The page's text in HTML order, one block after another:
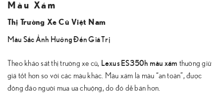
Màu Xám
Thị Trường Xe Cũ Việt Nam
Màu Sắc Ảnh Hưởng Đến Giá Trị
Theo khảo sát thị trường xe cũ, Lexus ES350h màu xám thường giữ
giá tốt hơn so với các màu khác. Màu xám là màu “an toàn”, được
đông đảo người mua ưa chuộng, do đó dễ bán hơn.